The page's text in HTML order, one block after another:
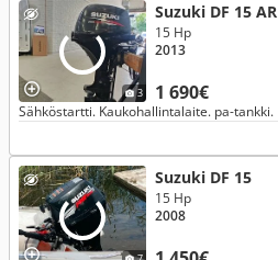
3
Suzuki DF 15 AR
1 690€
15 Hp
2013
Sähköstartti. Kaukohallintalaite. pa-tankki.
Suzuki DF 15
15 Hp
2008